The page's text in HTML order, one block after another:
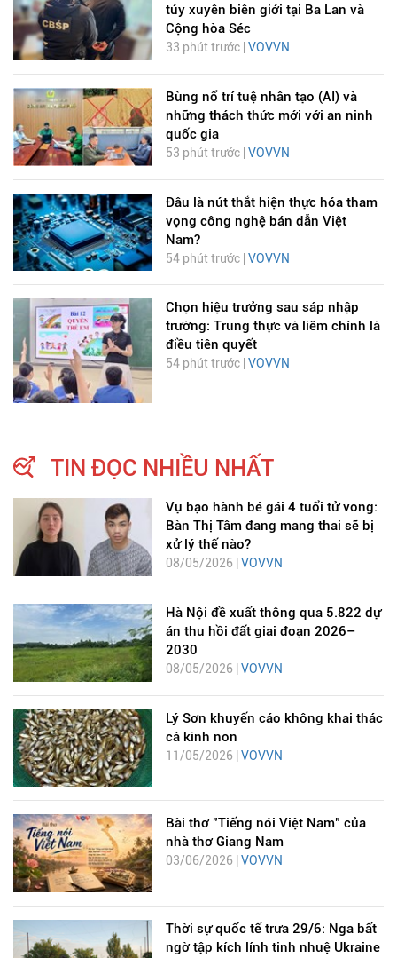
túy xuyên biên giới tại Ba Lan và
Cộng hòa Séc
33 phút trước | VOVVN
Bùng nổ trí tuệ nhân tạo (AI) và
những thách thức mới với an ninh
quốc gia
53 phút trước | VOVVN
Đâu là nút thắt hiện thực hóa tham
vọng công nghệ bán dẫn Việt
Nam?
54 phút trước | VOVVN
Chọn hiệu trưởng sau sáp nhập
trường: Trung thực và liêm chính là
điều tiên quyết
54 phút trước | VOVVN
TIN ĐỌC NHIỀU NHẤT
Vụ bạo hành bé gái 4 tuổi tử vong:
Bàn Thị Tâm đang mang thai sẽ bị
xử lý thế nào?
08/05/2026 | VOVVN
Hà Nội đề xuất thông qua 5.822 dự
án thu hồi đất giai đoạn 2026–
2030
08/05/2026 | VOVVN
Lý Sơn khuyến cáo không khai thác
cá kình non
11/05/2026 | VOVVN
Bài thơ "Tiếng nói Việt Nam" của
nhà thơ Giang Nam
03/06/2026 | VOVVN
Thời sự quốc tế trưa 29/6: Nga bất
ngờ tập kích lính tinh nhuệ Ukraine